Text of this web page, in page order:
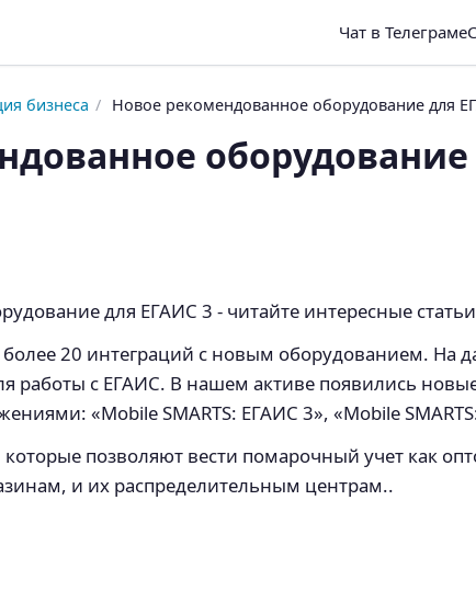
Чат в Телеграме
бизнеса / Новое рекомендованное оборудование для
для ЕГАИС 3 - читайте интересные
20 интеграций с новым оборудованием. На
работы с ЕГАИС. В нашем активе появились
«Mobile SMARTS: ЕГАИС 3», «Mobile
позволяют вести помарочный учет как
и их распределительным центрам..